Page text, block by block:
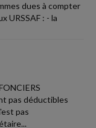
dues à compter
URSSAF : - la
pas déductibles
pas